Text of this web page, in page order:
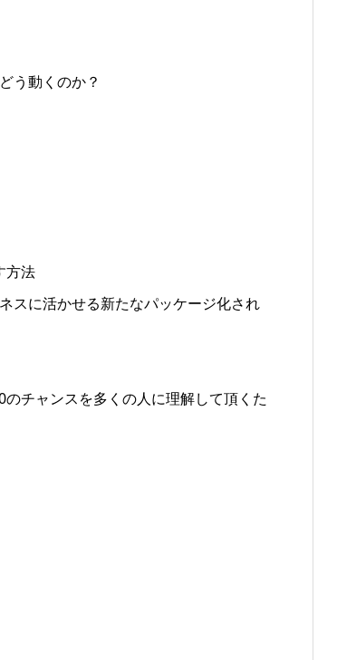
う動くのか？
方法
スに活かせる新たなパッケージ化され
チャンスを多くの人に理解して頂くた